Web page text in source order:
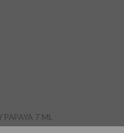
PAPAYA 7 ML